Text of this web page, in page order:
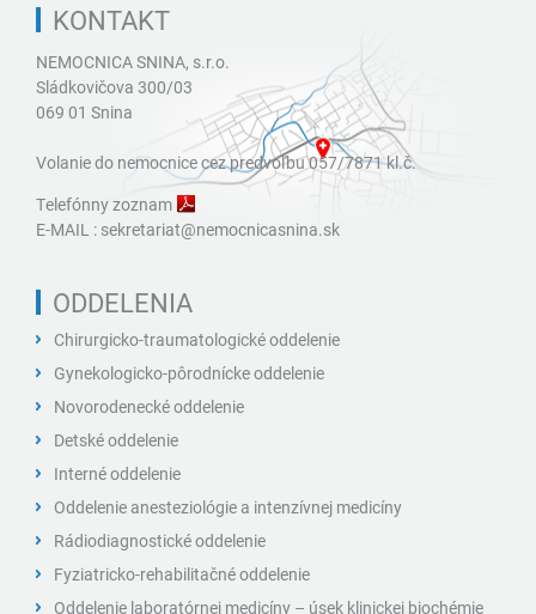
KONTAKT
NEMOCNICA SNINA, s.r.o.
Sládkovičova 300/03
069 01 Snina
Volanie do nemocnice cez predvoľbu 057/7871 kl.č.
Telefónny zoznam
E-MAIL : sekretariat@nemocnicasnina.sk
ODDELENIA
Chirurgicko-traumatologické oddelenie
Gynekologicko-pôrodnícke oddelenie
Novorodenecké oddelenie
Detské oddelenie
Interné oddelenie
Oddelenie anesteziológie a intenzívnej medicíny
Rádiodiagnostické oddelenie
Fyziatricko-rehabilitačné oddelenie
Oddelenie laboratórnej medicíny – úsek klinickej biochémie